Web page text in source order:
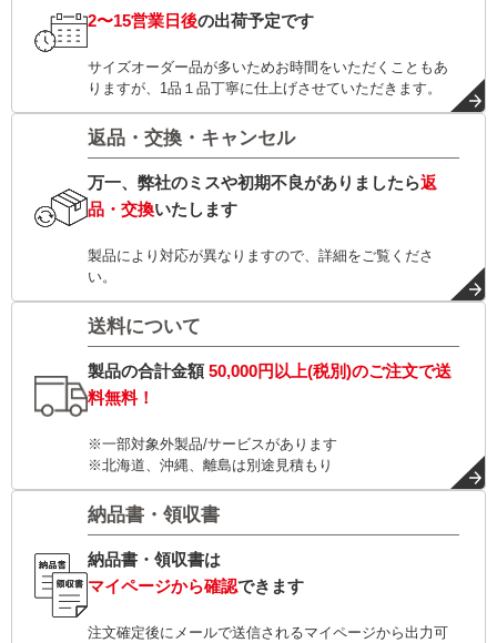
2〜15営業日後の出荷予定です
サイズオーダー品が多いためお時間をいただくこともあ
りますが、1品１品丁寧に仕上げさせていただきます。
返品・交換・キャンセル
万一、弊社のミスや初期不良がありましたら返
品・交換いたします
製品により対応が異なりますので、詳細をご覧くださ
い。
送料について
製品の合計金額50,000円以上(税別)のご注文で送
料無料！
※一部対象外製品/サービスがあります
※北海道、沖縄、離島は別途見積もり
納品書・領収書
納品書・領収書は
マイページから確認できます
注文確定後にメールで送信されるマイページから出力可